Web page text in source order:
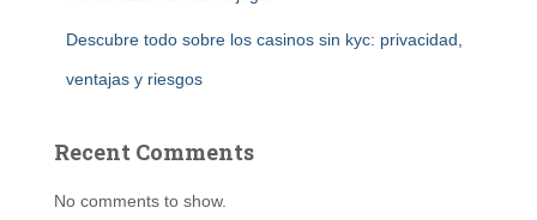
Descubre todo sobre los casinos sin kyc: privacidad,
ventajas y riesgos
Recent Comments
No comments to show.